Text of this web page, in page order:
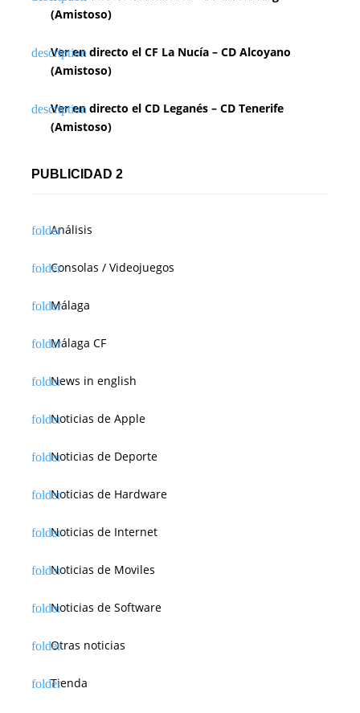
(Amistoso)
Ver en directo el CF La Nucía – CD Alcoyano
(Amistoso)
Ver en directo el CD Leganés – CD Tenerife
(Amistoso)
PUBLICIDAD 2
Análisis
Consolas / Videojuegos
Málaga
Málaga CF
News in english
Noticias de Apple
Noticias de Deporte
Noticias de Hardware
Noticias de Internet
Noticias de Moviles
Noticias de Software
Otras noticias
Tienda